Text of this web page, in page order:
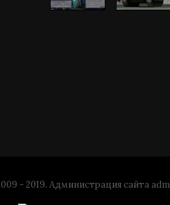
- 2019. Администрация сайта